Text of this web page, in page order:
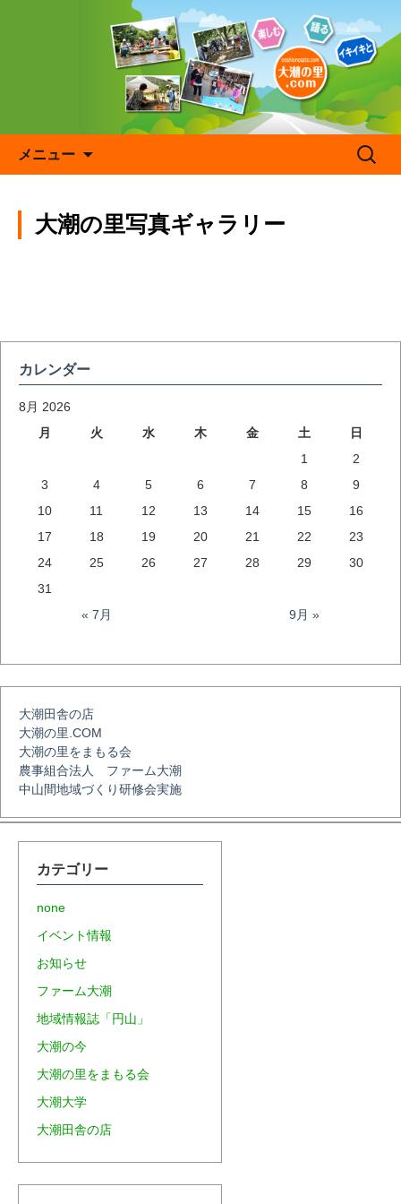
プ
メニュー
検
索:
大潮の里写真ギャラリー
カレンダー
8月 2026
月
火 水 木 金 土
日
1
2
3
4 5 6 7 8
9
10
11 12 13 14 15
16
17
18 19 20 21 22
23
24
25 26 27 28 29
30
31
« 7月
9月 »
大潮田舎の店
大潮の里.COM
大潮の里をまもる会
農事組合法人 ファーム大潮
中山間地域づくり研修会実施
カテゴリー
none
イベント情報
お知らせ
ファーム大潮
地域情報誌「円山」
大潮の今
大潮の里をまもる会
大潮大学
大潮田舎の店